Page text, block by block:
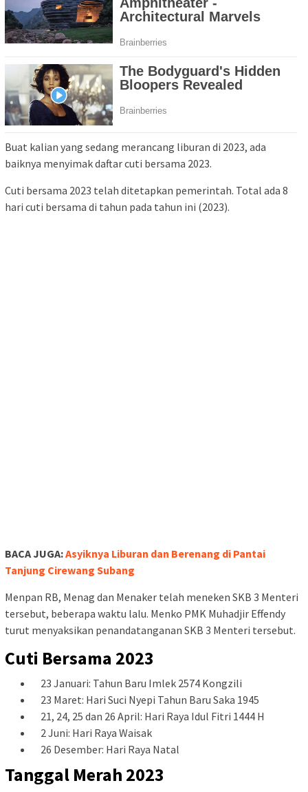
Buat kalian yang sedang merancang liburan di 2023, ada
baiknya menyimak daftar cuti bersama 2023.
Cuti bersama 2023 telah ditetapkan pemerintah. Total ada 8
hari cuti bersama di tahun pada tahun ini (2023).
BACA JUGA:Asyiknya Liburan dan Berenang di Pantai
Tanjung Cirewang Subang
Menpan RB, Menag dan Menaker telah meneken SKB 3 Menteri
tersebut, beberapa waktu lalu. Menko PMK Muhadjir Effendy
turut menyaksikan penandatanganan SKB 3 Menteri tersebut.
Cuti Bersama 2023
23 Januari: Tahun Baru Imlek 2574 Kongzili
23 Maret: Hari Suci Nyepi Tahun Baru Saka 1945
21, 24, 25 dan 26 April: Hari Raya Idul Fitri 1444 H
2 Juni: Hari Raya Waisak
26 Desember: Hari Raya Natal
Tanggal Merah 2023